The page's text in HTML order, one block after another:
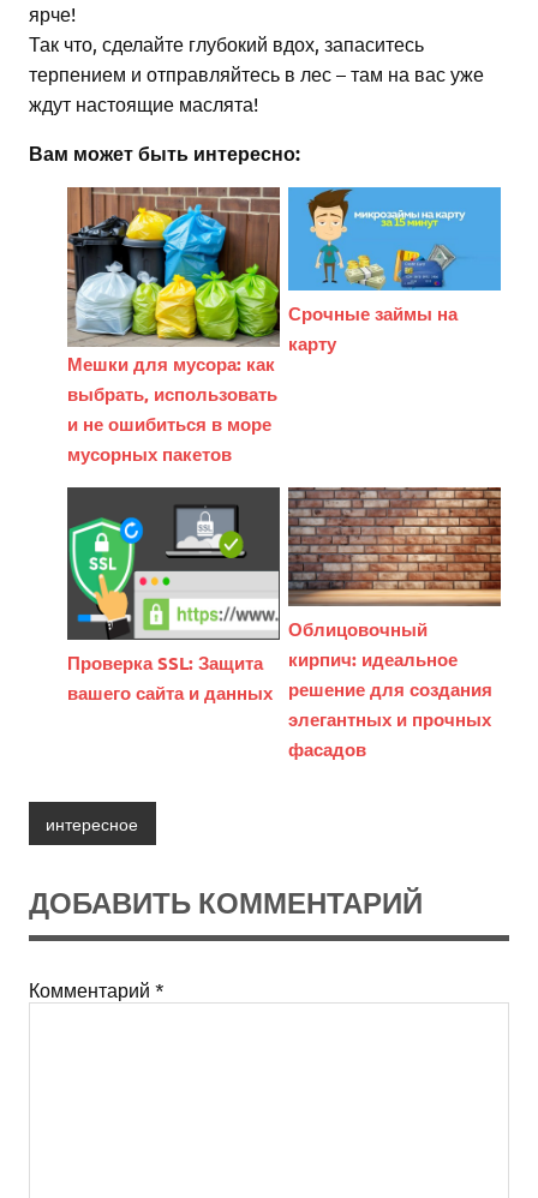
ярче!
Так что, сделайте глубокий вдох, запаситесь
терпением и отправляйтесь в лес – там на вас уже
ждут настоящие маслята!
Вам может быть интересно:
Мешки для мусора: как
выбрать, использовать
и не ошибиться в море
мусорных пакетов
Срочные займы на
карту
Проверка SSL: Защита
вашего сайта и данных
Облицовочный
кирпич: идеальное
решение для создания
элегантных и прочных
фасадов
интересное
ДОБАВИТЬ КОММЕНТАРИЙ
Комментарий *